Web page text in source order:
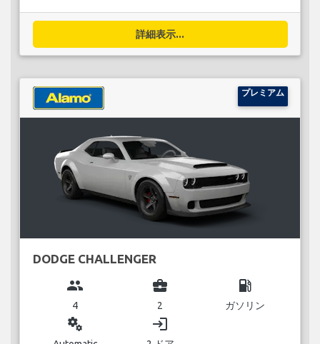
詳細表示...
プレミアム
DODGE CHALLENGER
group
4
business_center
2
local_gas_station
ガソリン
miscellaneous_services login